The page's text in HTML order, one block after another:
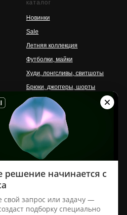
каталог
Новинки
Sale
Летняя коллекция
Футболки, майки
Худи, лонгсливы, свитшоты
Брюки, джоггеры, шорты
Аксессуары
о бренде
Контакты
Команда